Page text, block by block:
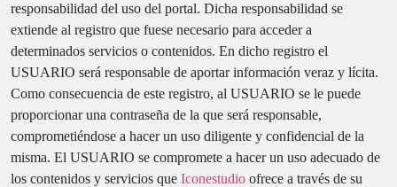
responsabilidad del uso del portal. Dicha responsabilidad se
extiende al registro que fuese necesario para acceder a
determinados servicios o contenidos. En dicho registro el
USUARIO será responsable de aportar información veraz y lícita.
Como consecuencia de este registro, al USUARIO se le puede
proporcionar una contraseña de la que será responsable,
comprometiéndose a hacer un uso diligente y confidencial de la
misma. El USUARIO se compromete a hacer un uso adecuado de
los contenidos y servicios que Iconestudio ofrece a través de su